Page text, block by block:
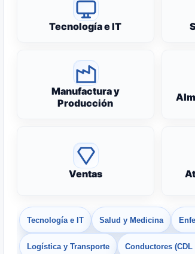
Tecnología e IT
Manufactura y
Producción
Ventas
Tecnología e IT Salud y Medicina
Logística y Transporte Conductores